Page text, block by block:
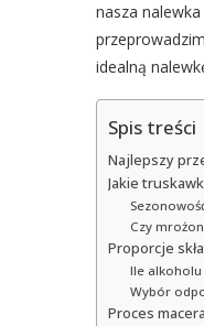
nasza
idealną
Spis treści
Najlepszy
Jakie
Czy
Proporcje
Ile
Wybór
Proces